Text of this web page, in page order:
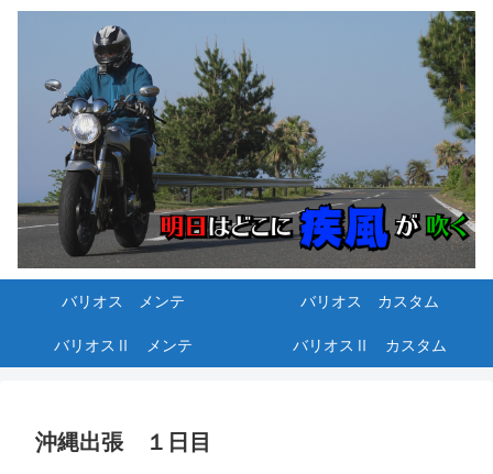
バリオス メンテ バリオス カスタム
バリオスⅡ メンテ バリオスⅡ カスタム
沖縄出張 １日目